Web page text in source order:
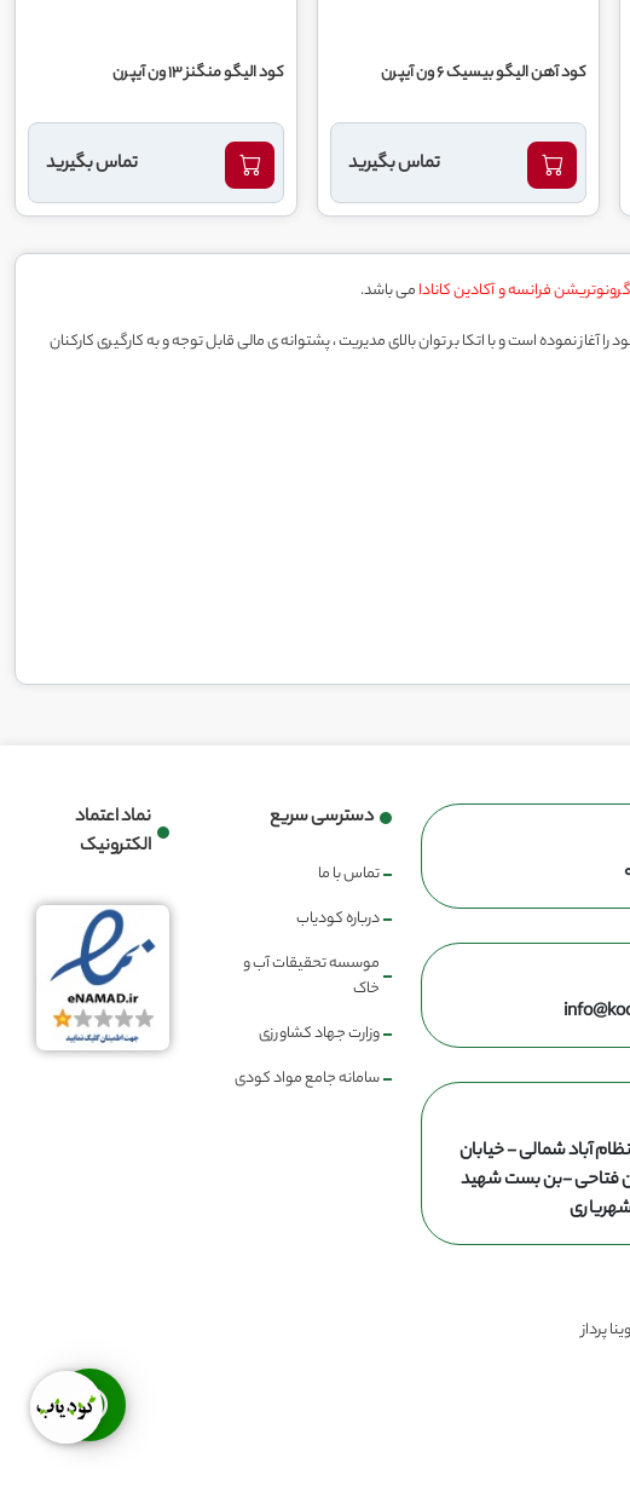
کود آهن الیگو بیسیک 6 ون آیپرن
تماس بگیرید
کود الیگو منگنز 13 ون آیپرن
تماس بگیرید
فرانسه و آکادین کانادامی باشد.
خود را آغاز نموده است و با اتکا بر توان بالای مدیریت ، پشتوانه ی مالی قابل توجه و به کارگیری کارکنان
آباد شمالی - خیابان
فتاحی -بن بست شهید
دسترسی سریع
تماس با ما
درباره کودیاب
موسسه تحقیقات آب و
خاک
وزارت جهاد کشاورزی
سامانه جامع مواد کودی
نماد اعتماد
الکترونیک
پرداز